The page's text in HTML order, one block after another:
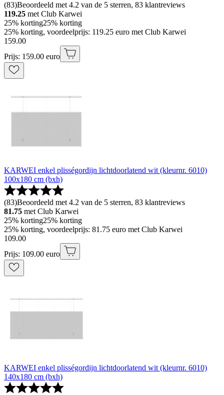
(83)Beoordeeld met 4.2 van de 5 sterren, 83 klantreviews
119.25 met Club Karwei
25% korting25% korting
25% korting, voordeelprijs: 119.25 euro met Club Karwei
159.00
Prijs: 159.00 euro
KARWEI enkel plisségordijn lichtdoorlatend wit (kleurnr. 6010)
100x180 cm (bxh)
(83)Beoordeeld met 4.2 van de 5 sterren, 83 klantreviews
81.75 met Club Karwei
25% korting25% korting
25% korting, voordeelprijs: 81.75 euro met Club Karwei
109.00
Prijs: 109.00 euro
KARWEI enkel plisségordijn lichtdoorlatend wit (kleurnr. 6010)
140x180 cm (bxh)